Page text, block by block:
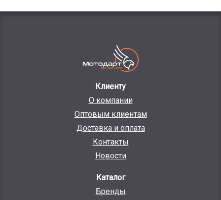
Клиенту
О компании
Оптовым клиентам
Доставка и оплата
Контакты
Новости
Каталог
Бренды